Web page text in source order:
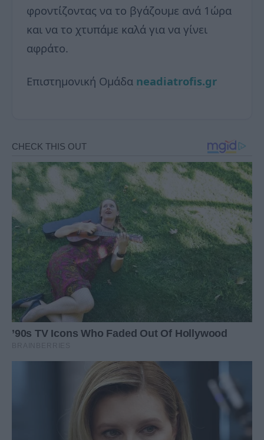
φροντίζοντας να το βγάζουμε ανά 1ώρα
και να το χτυπάμε καλά για να γίνει
αφράτο.
Επιστημονική Ομάδα neadiatrofis.gr